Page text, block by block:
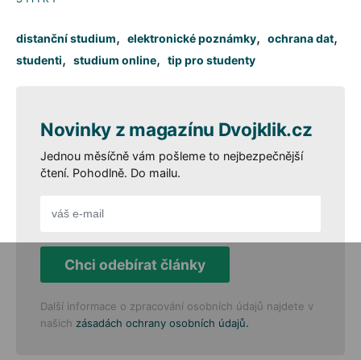
distanční studium, elektronické poznámky, ochrana dat,
studenti, studium online, tip pro studenty
Novinky z magazínu Dvojklik.cz
Jednou měsíčně vám pošleme to nejbezpečnější
čtení. Pohodlně. Do mailu.
Chci odebírat články
Další informace o zpracování osobních údajů najdete v
našich zásadách ochrany osobních údajů.